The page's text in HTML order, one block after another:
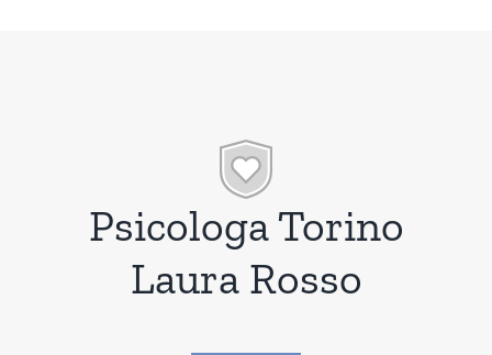
Psicologa Torino
Laura Rosso